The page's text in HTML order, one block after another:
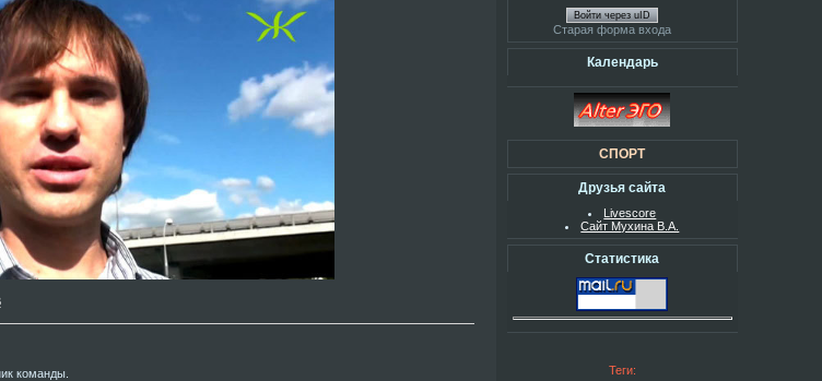
команды.
Войти через uID
Старая форма входа
Календарь
СПОРТ
Друзья сайта
Livescore
Сайт Мухина В.А.
Статистика
Теги: